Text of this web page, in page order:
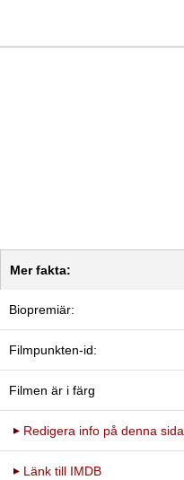
Mer fakta:
Biopremiär:
Filmpunkten-id:
Filmen är i färg
Redigera info på denna sida
Länk till IMDB